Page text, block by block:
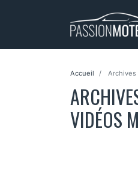
Accueil Archives
VIDÉOS